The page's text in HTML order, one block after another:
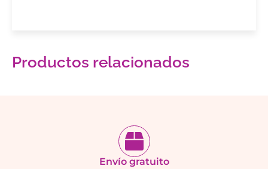
Productos relacionados
Envío gratuito